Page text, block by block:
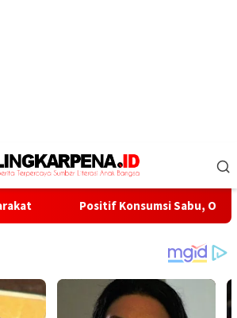
Positif Konsumsi Sabu, Oknum Kades di